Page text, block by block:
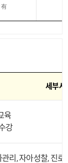
有
세부사
육
강
리, 자아성찰, 진